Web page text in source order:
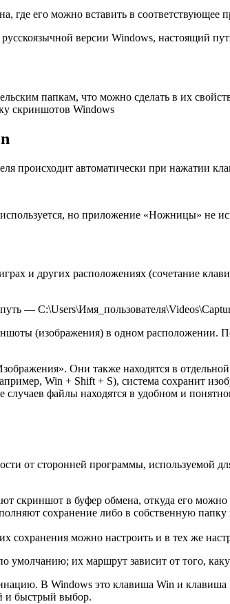
где его можно вставить в соответствующее
версии Windows, настоящий
папкам, что можно сделать в их
скриншотов Windows
происходит автоматически при нажатии
но приложение «Ножницы» не
и других расположениях (сочетание
—
(изображения) в одном расположении.
Они также находятся в
Win + Shift + S), система сохранит
файлы находятся в удобном и
от сторонней программы, используемой
скриншот в буфер обмена, откуда его
сохранение либо в собственную
сохранения можно настроить и в тех же
умолчанию; их маршрут зависит от того,
В Windows это клавиша Win и клавиша
и быстрый выбор.